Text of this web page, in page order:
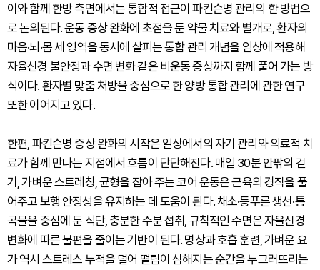
이와 함께 한방 측면에서는 통합적 접근이 파킨슨병 관리의 한 방법으
로 논의된다. 운동 증상 완화에 초점을 둔 약물 치료와 별개로, 환자의
마음·뇌·몸 세 영역을 동시에 살피는 통합 관리 개념을 임상에 적용해
자율신경 불안정과 수면 변화 같은 비운동 증상까지 함께 풀어 가는 방
식이다. 환자별 맞춤 처방을 중심으로 한 양방 통합 관리에 관한 연구
또한 이어지고 있다.
한편, 파킨슨병 증상 완화의 시작은 일상에서의 자기 관리와 의료적 치
료가 함께 만나는 지점에서 흐름이 단단해진다. 매일 30분 안팎의 걷
기, 가벼운 스트레칭, 균형을 잡아 주는 코어 운동은 근육의 경직을 풀
어주고 보행 안정성을 유지하는 데 도움이 된다. 채소·등푸른 생선·통
곡물을 중심에 둔 식단, 충분한 수분 섭취, 규칙적인 수면은 자율신경
변화에 따른 불편을 줄이는 기반이 된다. 명상과 호흡 훈련, 가벼운 요
가 역시 스트레스 누적을 덜어 떨림이 심해지는 순간을 누그러뜨리는